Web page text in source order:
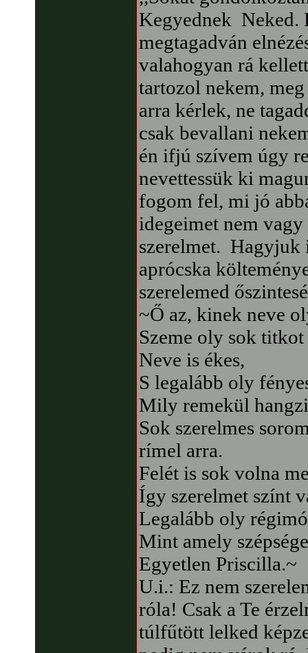
Kegyednek Neked.
megtagadván
valahogyan rá
tartozol nekem,
arra kérlek, ne
csak bevallani
én ifjú szívem úgy
nevettessük ki
fogom fel, mi jó
idegeimet nem
szerelmet. Hagyjuk
aprócska
szerelemed
~Ő az, kinek neve
Szeme oly sok
Neve is ékes,
S legalább oly
Mily remekül
Sok szerelmes
rímel arra.
Felét is sok volna
Így szerelmet színt
Legalább oly
Mint amely
Egyetlen Priscilla.~
U.i.: Ez nem
róla! Csak a Te
túlfűtött lelked